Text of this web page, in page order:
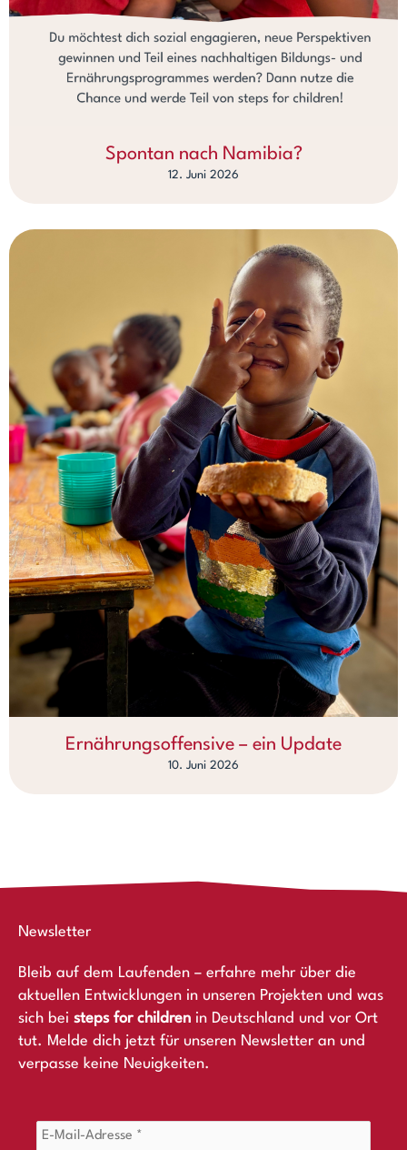
Spontan nach Namibia?
12. Juni 2026
Ernährungsoffensive – ein Update
10. Juni 2026
Newsletter
Bleib auf dem Laufenden – erfahre mehr über die
aktuellen Entwicklungen in unseren Projekten und was
sich bei steps for children in Deutschland und vor Ort
tut. Melde dich jetzt für unseren Newsletter an und
verpasse keine Neuigkeiten.